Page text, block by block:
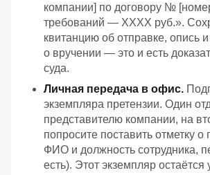
компании] по договору №
требований — ХХХХ руб.».
квитанцию об отправке, опись
о вручении — это и есть
суда.
Личная передача в офис.
экземпляра претензии. Один
представителю компании, на
попросите поставить отметку о
ФИО и должность сотрудника,
есть). Этот экземпляр остаётся